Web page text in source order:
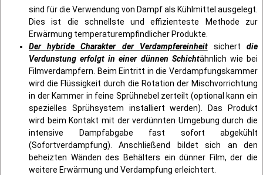
sind für die Verwendung von Dampf als Kühlmittel ausgelegt.
Dies ist die schnellste und effizienteste Methode zur
Erwärmung temperaturempfindlicher Produkte.
Der hybride Charakter der Verdampfereinheitsichertdie
Verdunstung erfolgt in einer dünnen Schichtähnlich wie bei
Filmverdampfern. Beim Eintritt in die Verdampfungskammer
wird die Flüssigkeit durch die Rotation der Mischvorrichtung
in der Kammer in feine Sprühnebel zerteilt (optional kann ein
spezielles Sprühsystem installiert werden). Das Produkt
wird beim Kontakt mit der verdünnten Umgebung durch die
intensive Dampfabgabe fast sofort abgekühlt
(Sofortverdampfung). Anschließend bildet sich an den
beheizten Wänden des Behälters ein dünner Film, der die
weitere Erwärmung und Verdampfung erleichtert.